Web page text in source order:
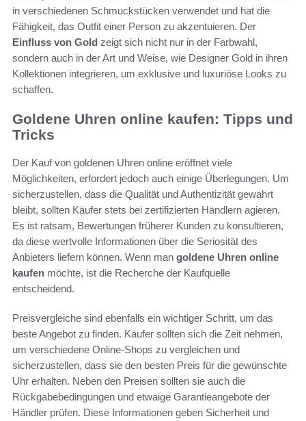
in verschiedenen Schmuckstücken verwendet und hat die
Fähigkeit, das Outfit einer Person zu akzentuieren. Der
Einfluss von Gold zeigt sich nicht nur in der Farbwahl,
sondern auch in der Art und Weise, wie Designer Gold in ihren
Kollektionen integrieren, um exklusive und luxuriöse Looks zu
schaffen.
Goldene Uhren online kaufen: Tipps und
Tricks
Der Kauf von goldenen Uhren online eröffnet viele
Möglichkeiten, erfordert jedoch auch einige Überlegungen. Um
sicherzustellen, dass die Qualität und Authentizität gewahrt
bleibt, sollten Käufer stets bei zertifizierten Händlern agieren.
Es ist ratsam, Bewertungen früherer Kunden zu konsultieren,
da diese wertvolle Informationen über die Seriosität des
Anbieters liefern können. Wenn man goldene Uhren online
kaufen möchte, ist die Recherche der Kaufquelle
entscheidend.
Preisvergleiche sind ebenfalls ein wichtiger Schritt, um das
beste Angebot zu finden. Käufer sollten sich die Zeit nehmen,
um verschiedene Online-Shops zu vergleichen und
sicherzustellen, dass sie den besten Preis für die gewünschte
Uhr erhalten. Neben den Preisen sollten sie auch die
Rückgabebedingungen und etwaige Garantieangebote der
Händler prüfen. Diese Informationen geben Sicherheit und